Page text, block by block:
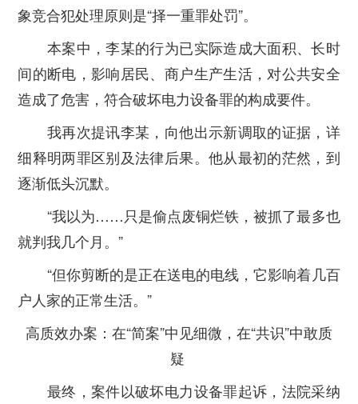
象竞合犯处理原则是“择一重罪处罚”。
本案中，李某的行为已实际造成大面积、长时
间的断电，影响居民、商户生产生活，对公共安全
造成了危害，符合破坏电力设备罪的构成要件。
我再次提讯李某，向他出示新调取的证据，详
细释明两罪区别及法律后果。他从最初的茫然，到
逐渐低头沉默。
“我以为……只是偷点废铜烂铁，被抓了最多也
就判我几个月。”
“但你剪断的是正在送电的电线，它影响着几百
户人家的正常生活。”
高质效办案：在“简案”中见细微，在“共识”中敢质
疑
最终，案件以破坏电力设备罪起诉，法院采纳